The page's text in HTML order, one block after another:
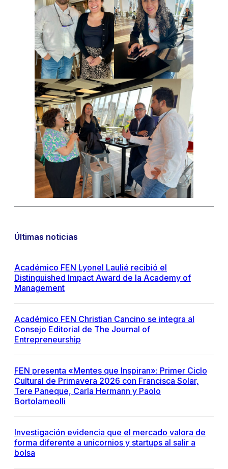
Últimas noticias
Académico FEN Lyonel Laulié recibió el
Distinguished Impact Award de la Academy of
Management
Académico FEN Christian Cancino se integra al
Consejo Editorial de The Journal of
Entrepreneurship
FEN presenta «Mentes que Inspiran»: Primer Ciclo
Cultural de Primavera 2026 con Francisca Solar,
Tere Paneque, Carla Hermann y Paolo
Bortolameolli
Investigación evidencia que el mercado valora de
forma diferente a unicornios y startups al salir a
bolsa